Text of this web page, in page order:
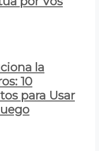
la
10
para Usar